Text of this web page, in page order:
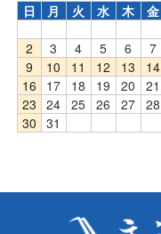
日
月 火 水 木 金
2
3 4 5 6 7
9
10 11 12 13 14
16
17 18 19 20 21
23
24 25 26 27 28
30
31